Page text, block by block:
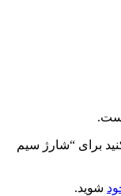
برای “شارژ سیم
شوید.